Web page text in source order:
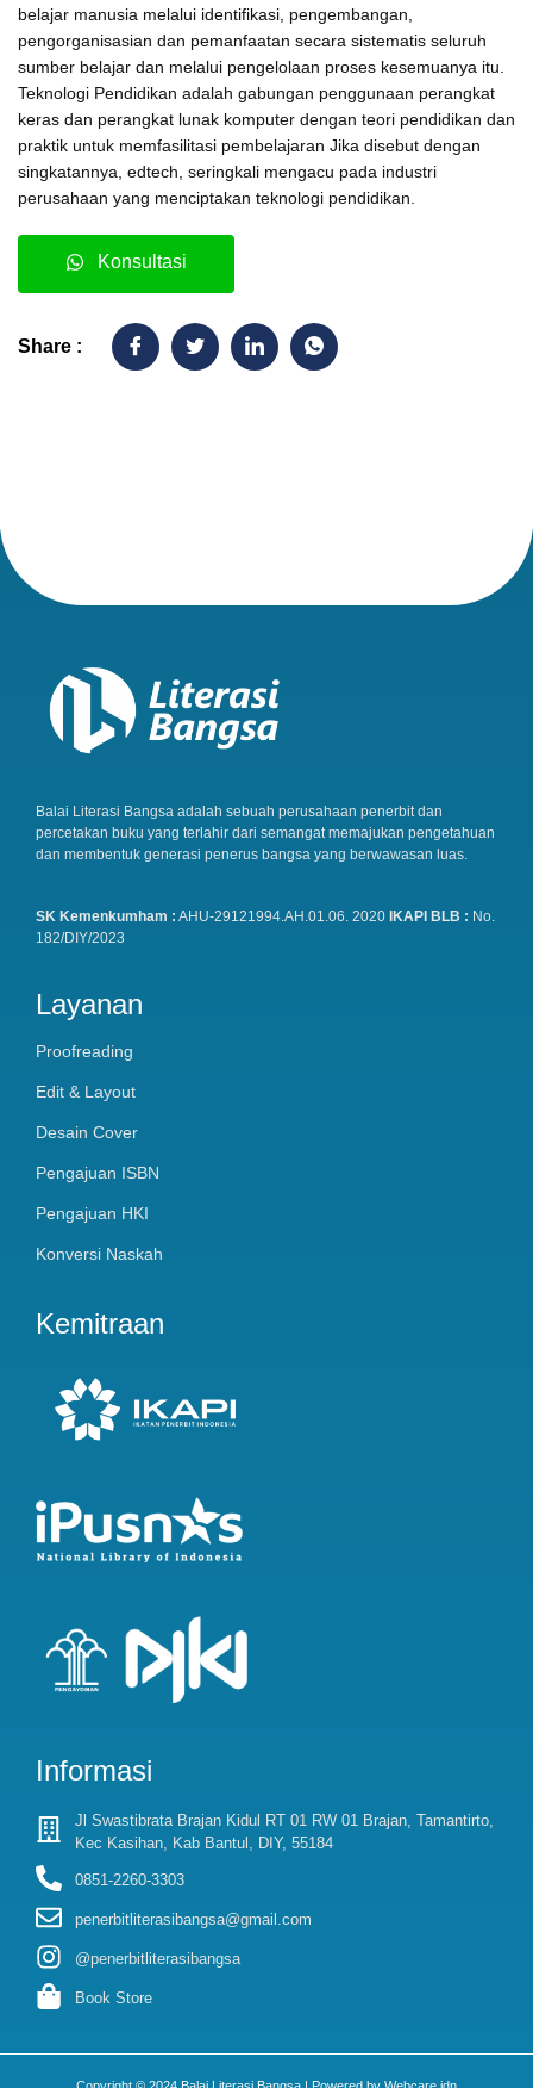
belajar manusia melalui identifikasi, pengembangan,
pengorganisasian dan pemanfaatan secara sistematis seluruh
sumber belajar dan melalui pengelolaan proses kesemuanya itu.
Teknologi Pendidikan adalah gabungan penggunaan perangkat
keras dan perangkat lunak komputer dengan teori pendidikan dan
praktik untuk memfasilitasi pembelajaran Jika disebut dengan
singkatannya, edtech, seringkali mengacu pada industri
perusahaan yang menciptakan teknologi pendidikan.
Konsultasi
Share :
Balai Literasi Bangsa adalah sebuah perusahaan penerbit dan
percetakan buku yang terlahir dari semangat memajukan pengetahuan
dan membentuk generasi penerus bangsa yang berwawasan luas.
SK Kemenkumham : AHU-29121994.AH.01.06. 2020 IKAPI BLB : No.
182/DIY/2023
Layanan
Proofreading
Edit & Layout
Desain Cover
Pengajuan ISBN
Pengajuan HKI
Konversi Naskah
Kemitraan
Informasi
Jl Swastibrata Brajan Kidul RT 01 RW 01 Brajan, Tamantirto,
Kec Kasihan, Kab Bantul, DIY, 55184
0851-2260-3303
penerbitliterasibangsa@gmail.com
@penerbitliterasibangsa
Book Store